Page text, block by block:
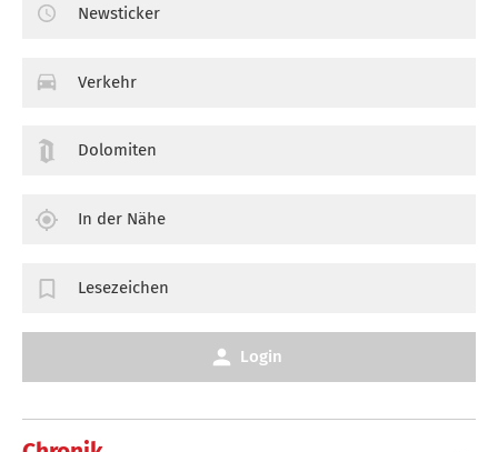
Newsticker
Verkehr
Dolomiten
In der Nähe
Lesezeichen
Login